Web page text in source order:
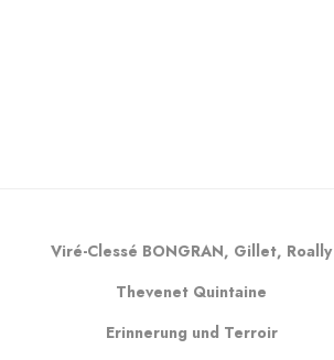
Viré-Clessé BONGRAN, Gillet, Roally
Thevenet Quintaine
Erinnerung und Terroir